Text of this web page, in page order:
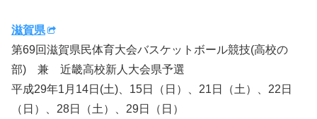
滋賀県
第69回滋賀県民体育大会バスケットボール競技(高校の
部) 兼 近畿高校新人大会県予選
平成29年1月14日(土)、15日（日）、21日（土）、22日
（日）、28日（土）、29日（日）